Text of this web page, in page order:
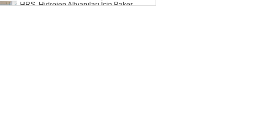
HRS, Hidrojen Altyapıları İçin Baker